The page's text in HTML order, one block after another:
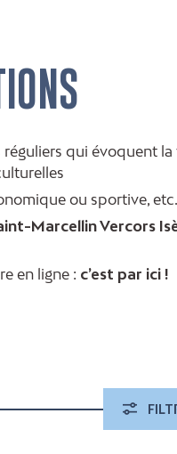
qui évoquent la
ou sportive, etc.
Marcellin Vercors
en ligne : c’est par ici !